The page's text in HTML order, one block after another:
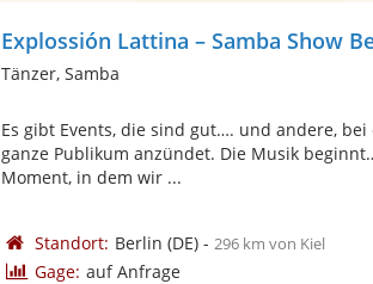
Explossión Lattina – Samba Show
Tänzer, Samba
Es gibt Events, die sind gut…. und andere, bei
ganze Publikum anzündet. Die Musik
Moment, in dem wir ...
Standort: Berlin (DE)- 296 km von Kiel
Gage: auf Anfrage